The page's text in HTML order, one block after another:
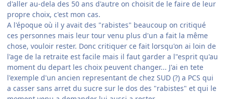
d'aller au-dela des 50 ans d'autre on choisit de le faire de leur
propre choix, c'est mon cas.
A l'époque où il y avait des "rabistes" beaucoup on critiqué
ces personnes mais leur tour venu plus d'un a fait la même
chose, vouloir rester. Donc critiquer ce fait lorsqu'on ai loin de
l'age de la retraite est facile mais il faut garder a l"esprit qu'au
moment du depart les choix peuvent changer... J'ai en tete
l'exemple d'un ancien representant de chez SUD (?) a PCS qui
a casser sans arret du sucre sur le dos des "rabistes" et qui le